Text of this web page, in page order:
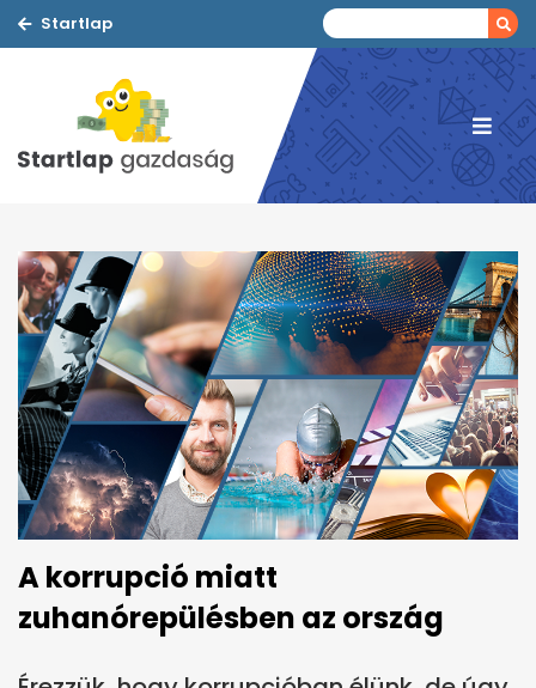
Startlap
A korrupció miatt
zuhanórepülésben az ország